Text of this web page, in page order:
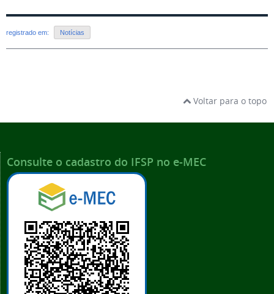
registrado em: Notícias
Voltar para o topo
Consulte o cadastro do IFSP no e-MEC